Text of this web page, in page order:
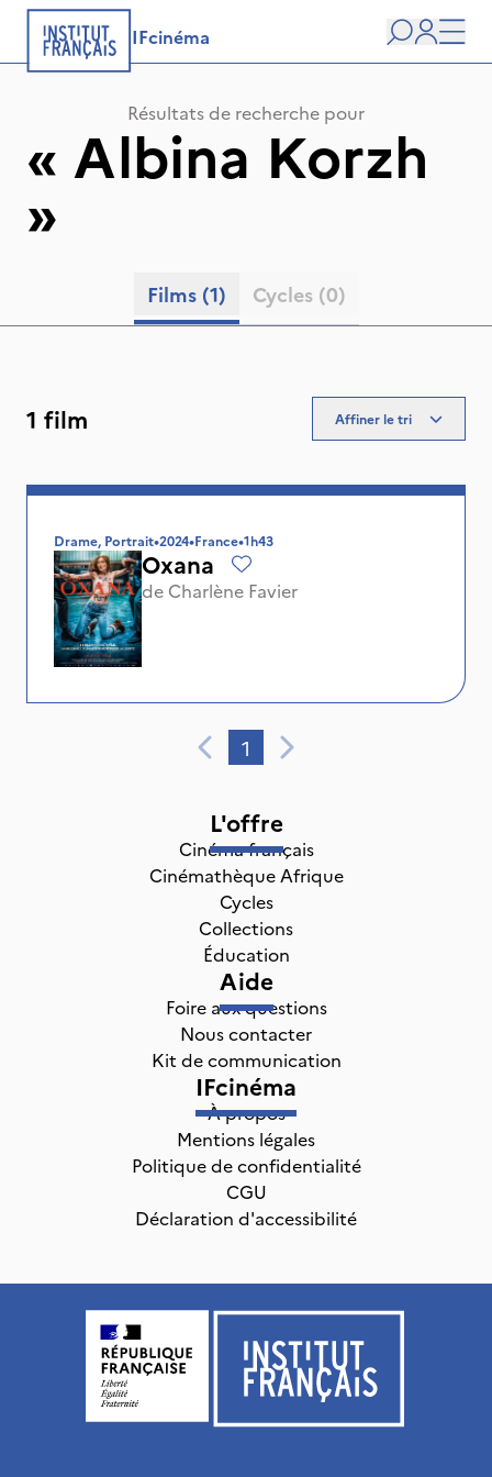
IFcinéma
user
Résultats de recherche pour
« Albina Korzh
»
Films (1) Cycles (0)
1 film Affiner le tri
Drame, Portrait•2024•France•1h43
Oxana
de Charlène Favier
1
L'offre
Cinéma français
Cinémathèque Afrique
Cycles
Collections
Éducation
Aide
Foire aux questions
Nous contacter
Kit de communication
IFcinéma
À propos
Mentions légales
Politique de confidentialité
CGU
Déclaration d'accessibilité